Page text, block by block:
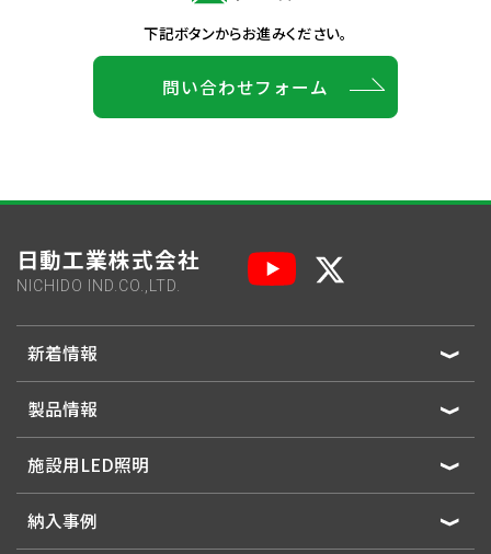
下記ボタンからお進みください。
問い合わせフォーム
日動工業株式会社
NICHIDO IND.CO.,LTD.
新着情報
製品情報
施設用LED照明
納入事例